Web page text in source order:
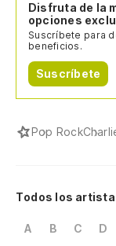
Disfruta de la
opciones
Suscríbete para
beneficios.
Suscríbete
Pop Rock
Todos los
A B C D